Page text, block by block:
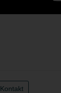
Kontakt